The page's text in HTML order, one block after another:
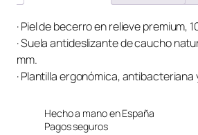
· Piel de becerro en relieve premium,
· Suela antideslizante de caucho
mm.
· Plantilla ergonómica,
Hecho a mano en España
Pagos seguros